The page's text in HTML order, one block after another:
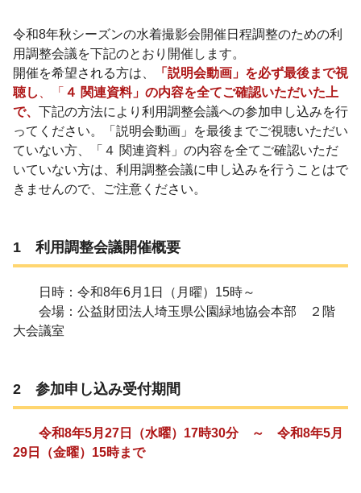
令和8年秋シーズンの水着撮影会開催日程調整のための利
用調整会議を下記のとおり開催します。
開催を希望される方は、
「説明会動画」を必ず最後まで視
聴し
、「 ４ 関連資料」の内容を全てご確認いただいた上
で、 下記の方法により利用調整会議への参加申し込みを行
ってください。「説明会動画」を最後までご視聴いただい
ていない方、「４ 関連資料」の内容を全てご確認いただ
いていない方は、利用調整会議に申し込みを行うことはで
きませんので、ご注意ください。
1 利用調整会議開催概要
日時：令和8年6月1日（月曜）15時～
会場：公益財団法人埼玉県公園緑地協会本部 ２階
大会議室
2 参加申し込み受付期間
令和8年5月27日（水曜）17時30分 ～ 令和8年5月
29日（金曜）15時まで